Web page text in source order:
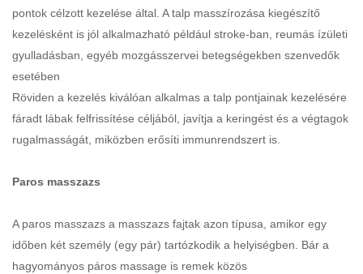
pontok célzott kezelése által. A talp masszírozása kiegészítő
kezelésként is jól alkalmazható például stroke-ban, reumás ízületi
gyulladásban, egyéb mozgásszervei betegségekben szenvedők
esetében
Röviden a kezelés kiválóan alkalmas a talp pontjainak kezelésére
fáradt lábak felfrissítése céljából, javítja a keringést és a végtagok
rugalmasságát, miközben erősíti immunrendszert is.
Paros masszazs
A paros masszazs a masszazs fajtak azon típusa, amikor egy
időben két személy (egy pár) tartózkodik a helyiségben. Bár a
hagyományos páros massage is remek közös